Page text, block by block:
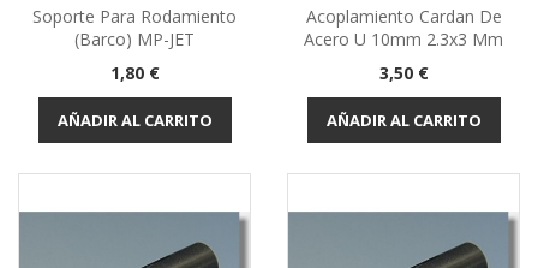
Soporte Para Rodamiento
(barco) MP-JET
Precio
1,80 €
AÑADIR AL CARRITO
Acoplamiento Cardan De
Acero U 10mm 2.3x3 Mm
Precio
3,50 €
AÑADIR AL CARRITO